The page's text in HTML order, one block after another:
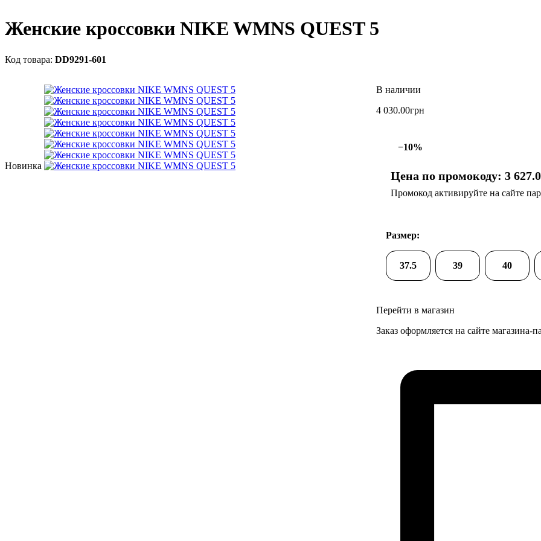
Женские кроссовки NIKE WMNS QUEST 5
DD9291-601
Новинка
4 030.00грн
−10%
Цена по промокоду:3 627.
Промокод активируйте на сайте
Размер:
37.5 39 40
Перейти в магазин
Заказ оформляется на сайте магазина-